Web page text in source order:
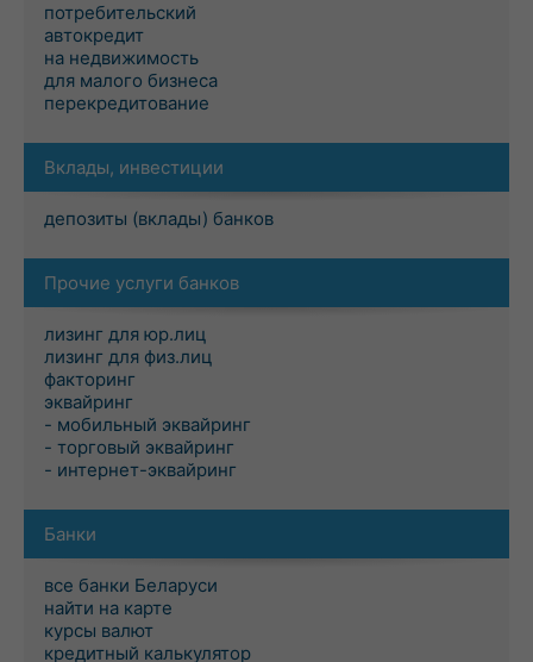
потребительский
автокредит
на недвижимость
для малого бизнеса
перекредитование
Вклады, инвестиции
депозиты (вклады) банков
Прочие услуги банков
лизинг для юр.лиц
лизинг для физ.лиц
факторинг
эквайринг
- мобильный эквайринг
- торговый эквайринг
- интернет-эквайринг
Банки
все банки Беларуси
найти на карте
курсы валют
кредитный калькулятор